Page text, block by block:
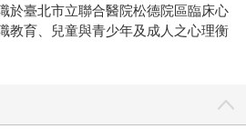
於臺北市立聯合醫院松德院區臨床心
教育、兒童與青少年及成人之心理衡